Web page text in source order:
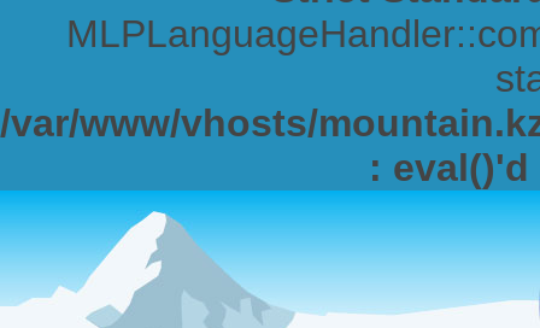
/var/www/vhosts/
: